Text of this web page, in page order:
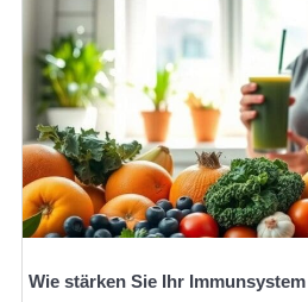
Wie stärken Sie Ihr